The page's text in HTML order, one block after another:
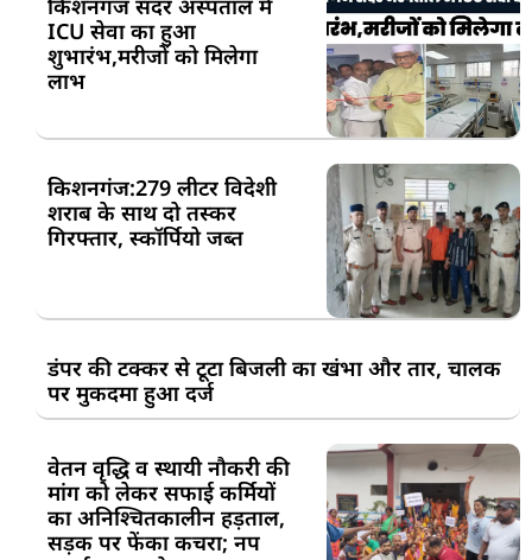
किशनगंज सदर अस्पताल में
ICU सेवा का हुआ
शुभारंभ,मरीजों को मिलेगा
लाभ
किशनगंज:279 लीटर विदेशी
शराब के साथ दो तस्कर
गिरफ्तार, स्कॉर्पियो जब्त
डंपर की टक्कर से टूटा बिजली का खंभा और तार, चालक
पर मुकदमा हुआ दर्ज
वेतन वृद्धि व स्थायी नौकरी की
मांग को लेकर सफाई कर्मियों
का अनिश्चितकालीन हड़ताल,
सड़क पर फेंका कचरा; नप